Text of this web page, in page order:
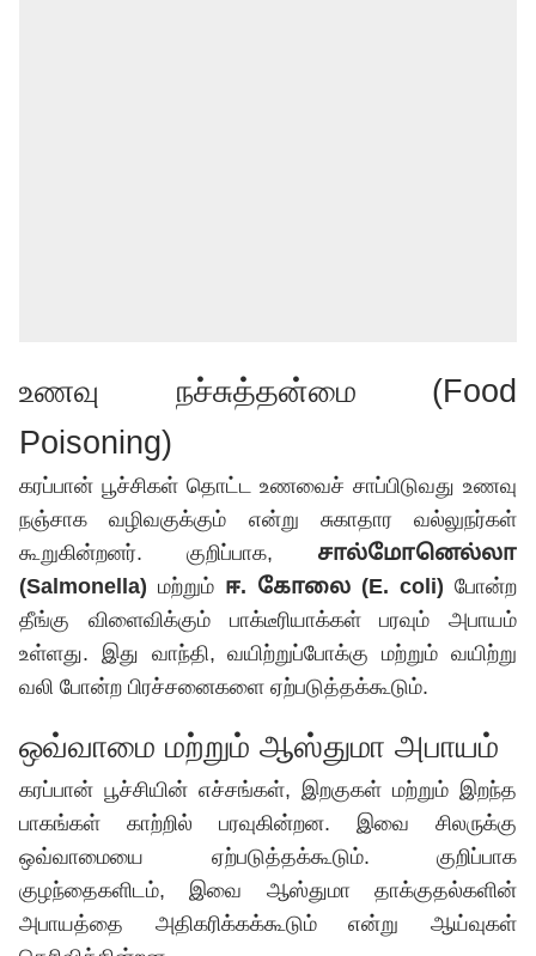
உணவு நச்சுத்தன்மை (Food
Poisoning)
கரப்பான் பூச்சிகள் தொட்ட உணவைச் சாப்பிடுவது உணவு
நஞ்சாக வழிவகுக்கும் என்று சுகாதார வல்லுநர்கள்
கூறுகின்றனர். குறிப்பாக, சால்மோனெல்லா
(Salmonella) மற்றும் ஈ. கோலை (E. coli) போன்ற
தீங்கு விளைவிக்கும் பாக்டீரியாக்கள் பரவும் அபாயம்
உள்ளது. இது வாந்தி, வயிற்றுப்போக்கு மற்றும் வயிற்று
வலி போன்ற பிரச்சனைகளை ஏற்படுத்தக்கூடும்.
ஒவ்வாமை மற்றும் ஆஸ்துமா அபாயம்
கரப்பான் பூச்சியின் எச்சங்கள், இறகுகள் மற்றும் இறந்த
பாகங்கள் காற்றில் பரவுகின்றன. இவை சிலருக்கு
ஒவ்வாமையை ஏற்படுத்தக்கூடும். குறிப்பாக
குழந்தைகளிடம், இவை ஆஸ்துமா தாக்குதல்களின்
அபாயத்தை அதிகரிக்கக்கூடும் என்று ஆய்வுகள்